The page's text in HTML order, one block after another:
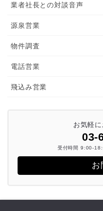
業者社長との対談音声
源泉営業
物件調査
電話営業
飛込み営業
お気軽
03-
受付時間 9:00-
お